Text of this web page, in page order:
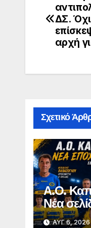
ΔΣ.
αρχή
Σχετικό
Α.Ο.
Νέα
ΕΠΣ
ΑΥΓ 6, 2026